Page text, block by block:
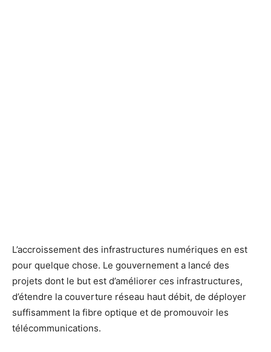
L’accroissement des infrastructures numériques en est
pour quelque chose. Le gouvernement a lancé des
projets dont le but est d’améliorer ces infrastructures,
d’étendre la couverture réseau haut débit, de déployer
suffisamment la fibre optique et de promouvoir les
télécommunications.